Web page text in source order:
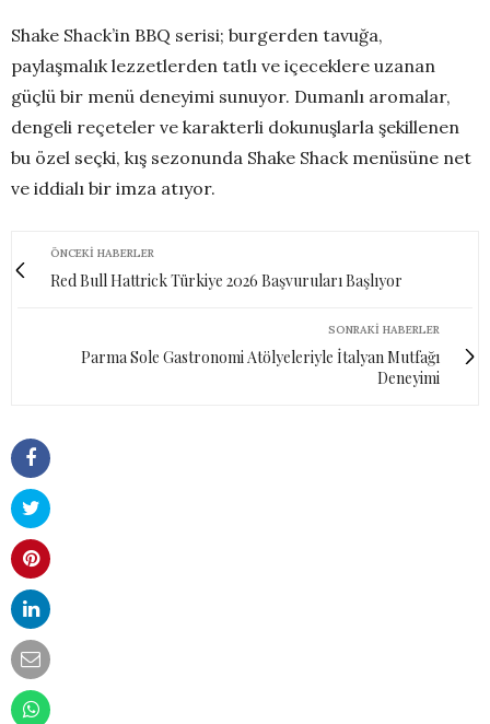
Shake Shack’in BBQ serisi; burgerden tavuğa,
paylaşmalık lezzetlerden tatlı ve içeceklere uzanan
güçlü bir menü deneyimi sunuyor. Dumanlı aromalar,
dengeli reçeteler ve karakterli dokunuşlarla şekillenen
bu özel seçki, kış sezonunda Shake Shack menüsüne net
ve iddialı bir imza atıyor.
ÖNCEKI HABERLER
Red Bull Hattrick Türkiye 2026 Başvuruları Başlıyor
SONRAKI HABERLER
Parma Sole Gastronomi Atölyeleriyle İtalyan Mutfağı
Deneyimi